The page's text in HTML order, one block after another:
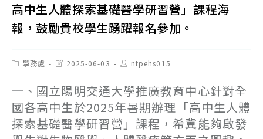
高中生人體探索基礎醫學研習營」課程海
報，鼓勵貴校學生踴躍報名參加。
Post學務處
Post2025-06-03
Post
author:
ntpehs015
一、國立陽明交通大學推廣教育中心針對全
國各高中生於2025年暑期辦理「高中生人體
探索基礎醫學研習營」課程，希冀能夠啟發